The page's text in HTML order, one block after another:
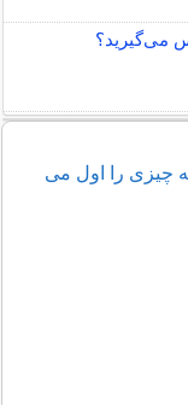
می‌گیرید؟
چیزی را اول می